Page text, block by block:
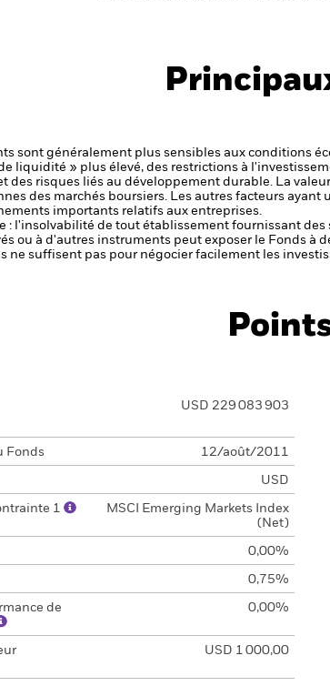
sont généralement plus sensibles aux conditions
liquidité » plus élevé, des restrictions à
des risques liés au développement durable. La
des marchés boursiers. Les autres facteurs
importants relatifs aux entreprises.
: l'insolvabilité de tout établissement fournissant
ou à d'autres instruments peut exposer le Fonds à
ne suffisent pas pour négocier facilement les
USD 229 083 903
Fonds 12/août/2011
USD
1
MSCI Emerging Markets Index
(Net)
0,00%
0,75%
de
0,00%
USD 1 000,00